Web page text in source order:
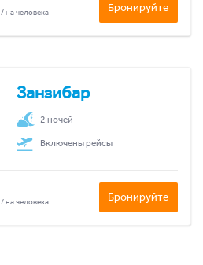
на человека Бронируйте
Занзибар
2 ночей
Включены рейсы
на человека Бронируйте